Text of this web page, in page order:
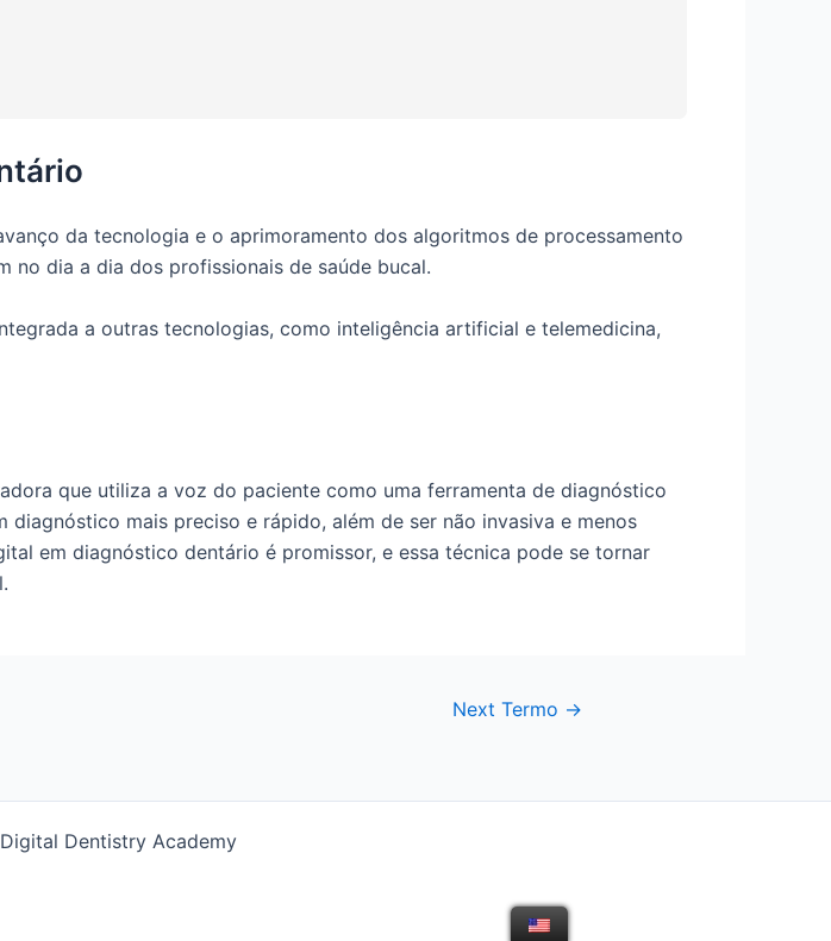
da tecnologia e o aprimoramento dos algoritmos de processamento
no dia a dia dos profissionais de saúde bucal.
a outras tecnologias, como inteligência artificial e telemedicina,
que utiliza a voz do paciente como uma ferramenta de diagnóstico
mais preciso e rápido, além de ser não invasiva e menos
em diagnóstico dentário é promissor, e essa técnica pode se tornar
Next Termo →
Dentistry Academy